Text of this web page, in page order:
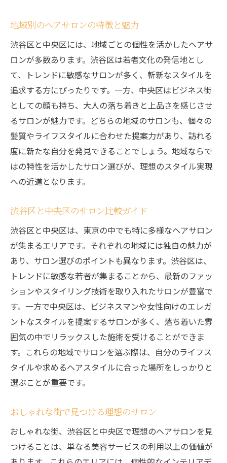
あなたの時間を大切にするサロン選び
個性的なライフスタイルをサポートするサ
中央区で見つける心と髪を癒すおすすめサロン
ストレス解消に最適なサロン探し
中央区のリラクゼーションメニュー
心身を癒すサロンの選び方
プロが教えるリフレッシュできるサロン
中央区のおすすめ癒しスポット
心地よい空間で過ごす特別な時間
おしゃれな空間で特別な時間を過ごせる渋谷の
インテリアが魅力のサロン特集
渋谷で過ごす優雅なサロンタイム
サロン選びで重視する空間デザイン
おしゃれな空間が生み出す非日常体験
渋谷のサロンで味わう贅沢な時間
デザイン性の高いサロンの選び方
渋谷と中央区の隠れ家風ヘアサロンでリフレッ
シュ
隠れ家的サロンで過ごすプライベートなひ
ととき
知る人ぞ知るサロンの楽しみ方
渋谷と中央区の穴場サロン情報
静かな時間を楽しめるサロンの選び方
隠れ家風サロンで癒しの時間を提供
地域別のヘアサロンの特徴と魅力
渋谷区と中央区には、地域ごとの個性を活かしたヘアサ
ロンが多数あります。渋谷区は若者文化の発信地とし
て、トレンドに敏感なサロンが多く、斬新なスタイルを
追求する方にぴったりです。一方、中央区はビジネス街
としての顔も持ち、大人の落ち着きと上品さを感じさせ
るサロンが魅力です。どちらの地域のサロンも、個々の
髪質やライフスタイルに合わせた提案力があり、訪れる
度に新たな自分を発見できることでしょう。地域ならで
はの特性を活かしたサロン選びが、理想のスタイル実現
への近道となります。
渋谷区と中央区のサロン比較ガイド
渋谷区と中央区は、東京の中でも特に多様なヘアサロン
が集まるエリアです。それぞれの地域には独自の魅力が
あり、サロン選びのポイントも異なります。渋谷区は、
トレンドに敏感な若者が集まることから、最新のファッ
ションやスタイリング技術を取り入れたサロンが豊富で
す。一方で中央区は、ビジネスマンや女性向けのエレガ
ントなスタイルを提案するサロンが多く、落ち着いた雰
囲気の中でリラックスした施術を受けることができま
す。これらの地域でサロンを選ぶ際は、自分のライフス
タイルや求めるヘアスタイルに合った場所をしっかりと
選ぶことが重要です。
おしゃれな街で見つける理想のサロン
おしゃれな街、渋谷区と中央区で理想のヘアサロンを見
つけることは、単なる美容サービスの利用以上の価値が